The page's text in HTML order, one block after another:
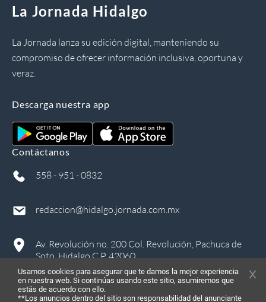
La Jornada Hidalgo
La Jornada lanza su edición digital, manteniendo su
compromiso de ofrecer información inclusiva, oportuna y
veraz.
Descarga nuestra app
Contáctanos
558 - 951 - 0832
redaccion@hidalgo.jornada.com.mx
Av. Revolución no. 200 Col. Revolución, Pachuca de
Soto, Hidalgo C.P. 42060
Usamos cookies para asegurar que te damos la mejor experiencia
en nuestra web. Si continúas usando este sitio, asumiremos que
estás de acuerdo con ello.
**Los anuncios dentro del sitio son responsabilidad del anunciante